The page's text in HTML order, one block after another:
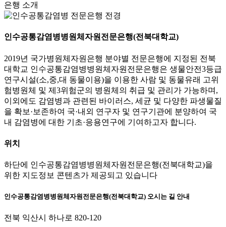
은행 소개
인수공통감염병병원체자원전문은행(전북대학교)
2019년 국가병원체자원은행 분야별 전문은행에 지정된 전북
대학교 인수공통감염병병원체자원전문은행은 생물안전3등급
연구시설(소,중,대 동물이용)을 이용한 사람 및 동물유래 고위
험병원체 및 제3위험군의 병원체의 취급 및 관리가 가능하며,
이외에도 감염병과 관련된 바이러스, 세균 및 다양한 파생물질
을 확보·보존하여 국·내외 연구자 및 연구기관에 분양하여 국
내 감염병에 대한 기초·응용연구에 기여하고자 합니다.
위치
하단에 인수공통감염병병원체자원전문은행(전북대학교)을
위한 지도정보 콘텐츠가 제공되고 있습니다
인수공통감염병병원체자원전문은행(전북대학교) 오시는 길 안내
전북 익산시 하나로 820-120